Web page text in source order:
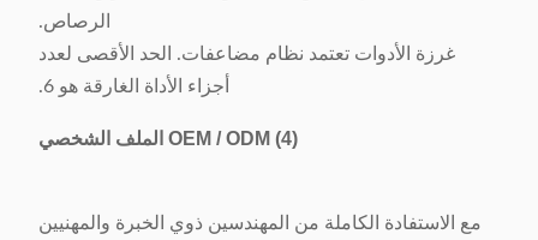
الرصاص.
غرزة الأدوات تعتمد نظام مضاعفات. الحد الأقصى لعدد
أجزاء الأداة الغارقة هو 6.
(4) OEM / ODM الملف الشخصي
مع الاستفادة الكاملة من المهندسين ذوي الخبرة والمهنيين